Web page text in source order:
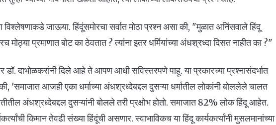
जाऊया. हिंदूंसमोरचा सर्वात मोठा प्रश्न असा की, "मुळात अनिंसवाले हिंदू
मोठ्या प्रमाणात बोट का ठेवतात ? त्यांना इतर धर्मियांच्या अंधश्रध्दा दिसत नाहीत का ?"
डॉ. दाभोळकरांनी दिले आहे ते आपण आधी सविस्तरपणे पाहू. या प्रकारच्या प्रश्नासंदर्भात
'समाजात आजही एका धर्माच्या अंधश्रध्देबद्दल दुसऱ्या धर्मातील लोकांनी बोललेले चालत
अंधश्रध्देबद्दल दुसऱ्यांनी बोलले तरी प्रक्षोभ होतो. समाजात 82% लोक हिंदू आहेत.
किमान तेवढी संख्या हिंदूंची असणार. स्वाभाविकच या हिंदू कार्यकर्त्यांनी मुसलमानांच्या